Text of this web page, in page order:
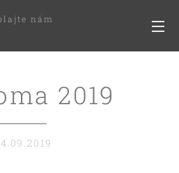
nám
2019